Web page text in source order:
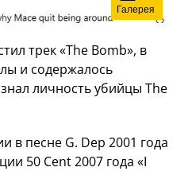
Галерея
трек «The Bomb», в
и содержалось
личность убийцы The
в песне G. Dep 2001 года
50 Cent 2007 года «I